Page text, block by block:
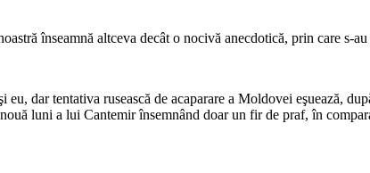
înseamnă altceva decât o nocivă anecdotică, prin care s-
dar tentativa rusească de acaparare a Moldovei eşuează,
luni a lui Cantemir însemnând doar un fir de praf, în